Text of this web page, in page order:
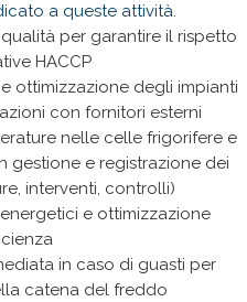
a queste attività.
per garantire il rispetto
HACCP
ottimizzazione degli impianti
con fornitori esterni
nelle celle frigorifere e
gestione e registrazione dei
interventi, controlli)
e ottimizzazione
in caso di guasti per
catena del freddo